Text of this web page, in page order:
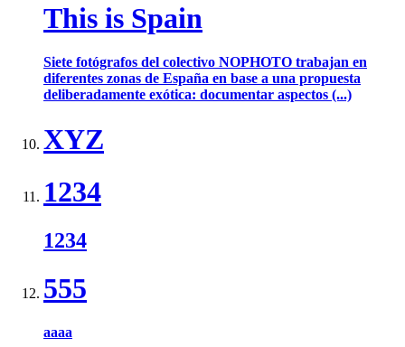
This is Spain
Siete fotógrafos del colectivo NOPHOTO trabajan en
diferentes zonas de España en base a una propuesta
deliberadamente exótica: documentar aspectos (...)
XYZ
1234
1234
555
aaaa